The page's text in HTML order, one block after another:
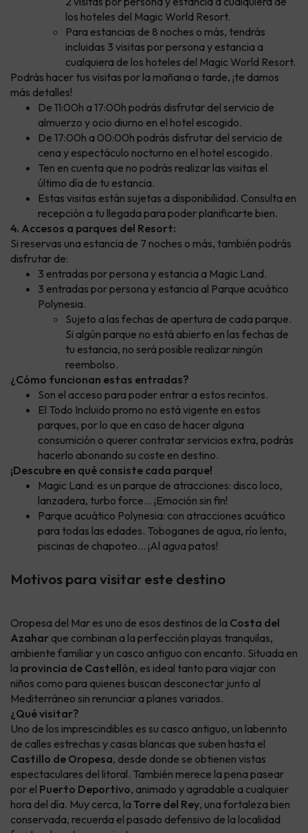
los hoteles del Magic World Resort.
Para estancias de 8 noches o más, tendrás
incluidas 3 visitas por persona y estancia a
cualquiera de los hoteles del Magic World Resort.
Podrás hacer tus visitas por la mañana o tarde, ¡te damos
más detalles!
De 11:00h a 17:00h podrás disfrutar del servicio de
almuerzo y ocio diurno en el hotel escogido.
De 17:00h a 00:00h podrás disfrutar del servicio de
cena y espectáculo nocturno en el hotel escogido.
Ten en cuenta que no podrás realizar las visitas el
último día de tu estancia.
Estas visitas están sujetas a disponibilidad. Consulta en
recepción a tu llegada para poder planificarte bien.
4. Accesos a parques del Resort:
Si reservas una estancia de 7 noches o más, también podrás
disfrutar de:
3 entradas por persona y estancia a Magic Land.
3 entradas por persona y estancia al Parque acuático
Polynesia.
Sujeto a las fechas de apertura de cada parque.
Si algún parque no está abierto en las fechas de
tu estancia, no será posible realizar ningún
reembolso.
¿Cómo funcionan estas entradas?
Son el acceso para poder entrar a estos recintos.
El Todo Incluido promo no está vigente en estos
parques, por lo que en caso de hacer alguna
consumición o querer contratar servicios extra, podrás
hacerlo abonando su coste en destino.
¡Descubre en qué consiste cada parque!
Magic Land: es un parque de atracciones: disco loco,
lanzadera, turbo force… ¡Emoción sin fin!
Parque acuático Polynesia: con atracciones acuático
para todas las edades. Toboganes de agua, río lento,
piscinas de chapoteo… ¡Al agua patos!
Motivos para visitar este destino
Oropesa del Mar es uno de esos destinos de la Costa del
Azahar que combinan a la perfección playas tranquilas,
ambiente familiar y un casco antiguo con encanto. Situada en
la provincia de Castellón, es ideal tanto para viajar con
niños como para quienes buscan desconectar junto al
Mediterráneo sin renunciar a planes variados.
¿Qué visitar?
Uno de los imprescindibles es su casco antiguo, un laberinto
de calles estrechas y casas blancas que suben hasta el
Castillo de Oropesa, desde donde se obtienen vistas
espectaculares del litoral. También merece la pena pasear
por el Puerto Deportivo, animado y agradable a cualquier
hora del día. Muy cerca, la Torre del Rey, una fortaleza bien
conservada, recuerda el pasado defensivo de la localidad